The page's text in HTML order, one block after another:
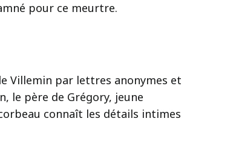
pour ce meurtre.
Villemin par lettres anonymes et
le père de Grégory, jeune
connaît les détails intimes